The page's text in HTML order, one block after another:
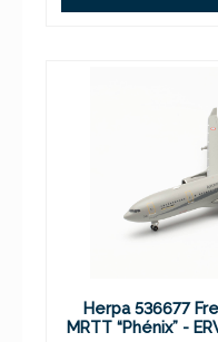
Herpa 536677
MRTT “Phénix” -